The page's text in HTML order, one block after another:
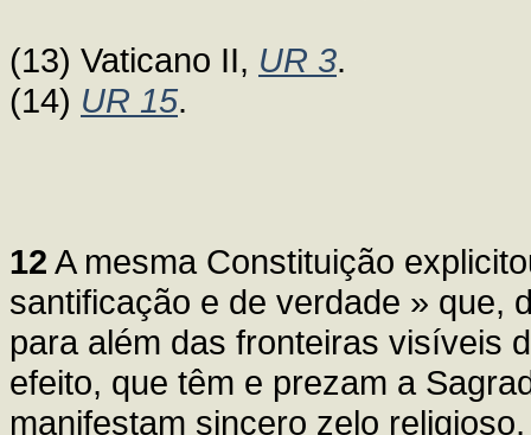
(13) Vaticano II, UR 3.
(14) UR 15.
12 A mesma Constituição
santificação e de verdade » que,
para além das fronteiras visíveis
efeito, que têm e prezam a
manifestam sincero zelo